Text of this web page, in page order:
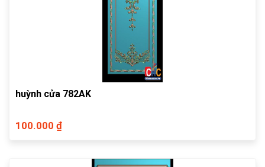
huỳnh cửa 782AK
100.000 ₫